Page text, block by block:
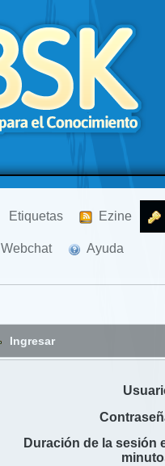
Etiquetas Ezine
Webchat Ayuda
Ingresar
Duración de la sesión